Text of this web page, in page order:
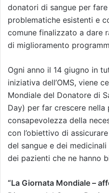
donatori di sangue per
problematiche esistenti e
comune finalizzato a dare
di miglioramento
Ogni anno il 14 giugno in
iniziativa dell’OMS, viene
Mondiale del Donatore di
Day) per far crescere nella
consapevolezza della
con l’obiettivo di
del sangue e dei
dei pazienti che ne hanno
“La Giornata Mondiale –